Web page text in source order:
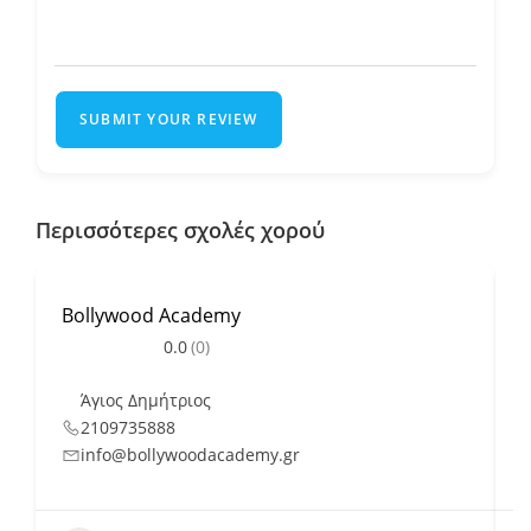
SUBMIT YOUR REVIEW
Περισσότερες σχολές χορού
Bollywood Academy
0.0(0)
Άγιος Δημήτριος
2109735888
info@bollywoodacademy.gr